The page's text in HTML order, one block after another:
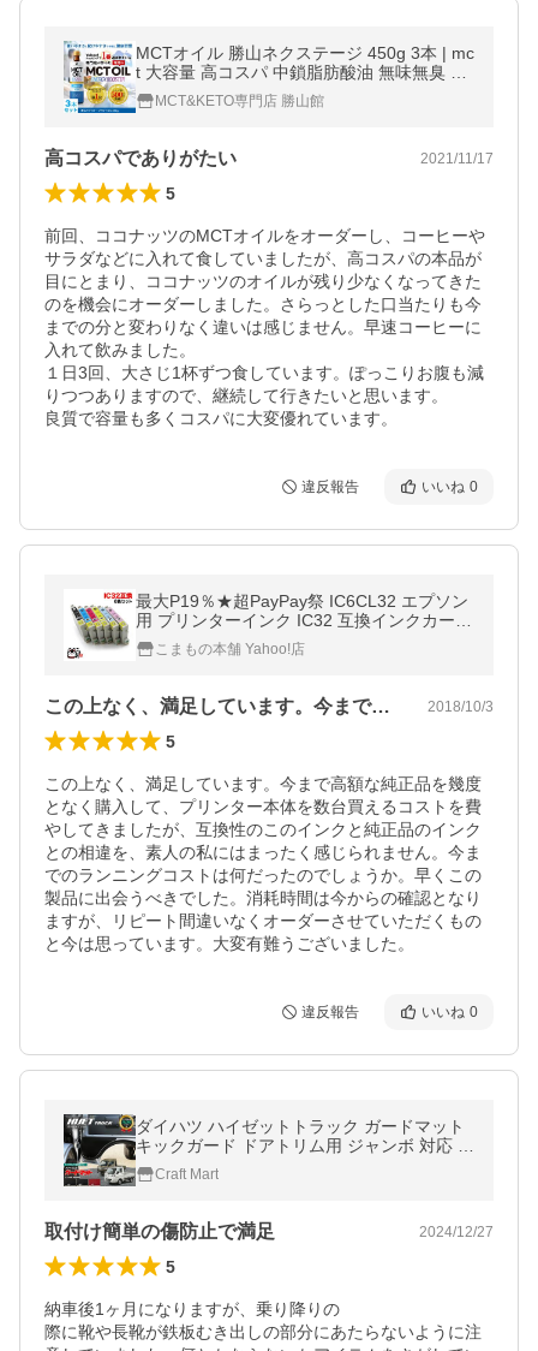
MCTオイル 勝山ネクステージ 450g 3本 | mc
t 大容量 高コスパ 中鎖脂肪酸油 無味無臭 糖
質ゼロ 健康食品 爆買
MCT&KETO専門店 勝山館
高コスパでありがたい 2021/11/17
5
前回、ココナッツのMCTオイルをオーダーし、コーヒーや
サラダなどに入れて食していましたが、高コスパの本品が
目にとまり、ココナッツのオイルが残り少なくなってきた
のを機会にオーダーしました。さらっとした口当たりも今
までの分と変わりなく違いは感じません。早速コーヒーに
入れて飲みました。
１日3回、大さじ1杯ずつ食しています。ぽっこりお腹も減
りつつありますので、継続して行きたいと思います。
良質で容量も多くコスパに大変優れています。
違反報告 いいね 0
最大P19％★超PayPay祭 IC6CL32 エプソン
用 プリンターインク IC32 互換インクカート
リッジ 6色セット 6色セット C、M、Y、K、
LC、LM L-1470G
こまもの本舗 Yahoo!店
この上なく、満足しています。今まで高額… 2018/10/3
5
この上なく、満足しています。今まで高額な純正品を幾度
となく購入して、プリンター本体を数台買えるコストを費
やしてきましたが、互換性のこのインクと純正品のインク
との相違を、素人の私にはまったく感じられません。今ま
でのランニングコストは何だったのでしょうか。早くこの
製品に出会うべきでした。消耗時間は今からの確認となり
ますが、リピート間違いなくオーダーさせていただくもの
と今は思っています。大変有難うございました。
違反報告 いいね 0
ダイハツ ハイゼットトラック ガードマット
キックガード ドアトリム用 ジャンボ 対応 ア
クセサリー パーツ ドレスアップ 車用品 車用
アクセサリー キズ防止
Craft Mart
取付け簡単の傷防止で満足 2024/12/27
5
納車後1ヶ月になりますが、乗り降りの
際に靴や長靴が鉄板むき出しの部分にあたらないように注